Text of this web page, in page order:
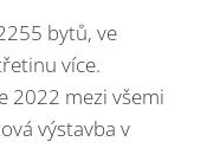
bytů, ve
více.
2022 mezi všemi
výstavba v